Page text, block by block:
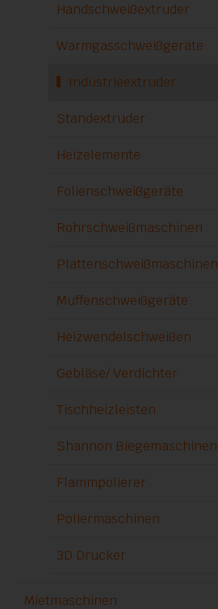
Handschweißextruder
Warmgasschweißgeräte
Industrieextruder
Standextruder
Heizelemente
Folienschweißgeräte
Rohrschweißmaschinen
Plattenschweißmaschinen
Muffenschweißgeräte
Heizwendelschweißen
Gebläse/ Verdichter
Tischheizleisten
Shannon Biegemaschinen
Flammpolierer
Poliermaschinen
3D Drucker
Mietmaschinen